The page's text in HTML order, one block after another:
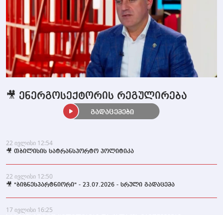
22 ივლისი 12:54
🎥 თბილისის სატრანსპორტო პოლიტიკა
22 ივლისი 12:50
🎥 "ბიზნესპარტნიორი" - 23.07.2026 - სრული გადაცემა
17 ივლისი 16:25
🎥 ენერგოსექტორის რეგულირება
გადაცემები